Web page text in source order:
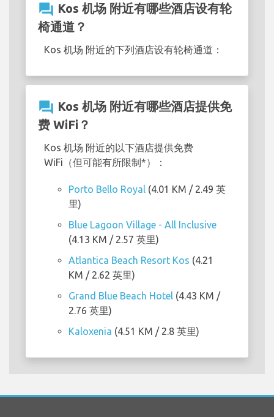
question_answer Kos 机场 附近有哪些酒店设有轮
椅通道？
Kos 机场 附近的下列酒店设有轮椅通道：
question_answer Kos 机场 附近有哪些酒店提供免
费 WiFi？
Kos 机场 附近的以下酒店提供免费
WiFi（但可能有所限制*）：
Porto Bello Royal (4.01 KM / 2.49 英
里)
Blue Lagoon Village - All Inclusive
(4.13 KM / 2.57 英里)
Atlantica Beach Resort Kos (4.21
KM / 2.62 英里)
Grand Blue Beach Hotel (4.43 KM /
2.76 英里)
Kaloxenia (4.51 KM / 2.8 英里)